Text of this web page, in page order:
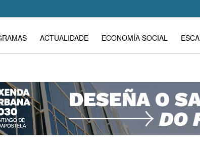
ACTUALIDADE ECONOMÍA SOCIAL